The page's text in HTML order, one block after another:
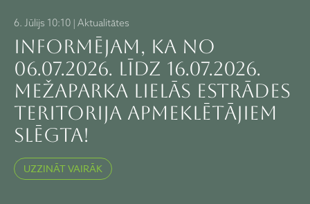
6. Jūlijs 10:10 | Aktualitātes
Informējam, ka no
06.07.2026. līdz 16.07.2026.
Mežaparka Lielās estrādes
teritorija apmeklētājiem
SLĒGTA!
UZZINĀT VAIRĀK